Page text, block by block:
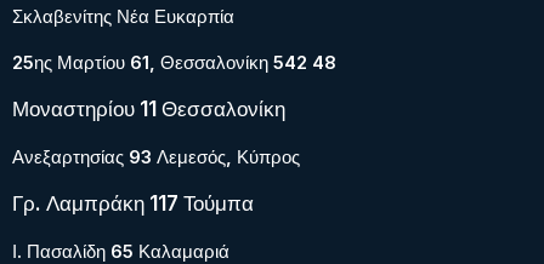
Σκλαβενίτης Νέα Ευκαρπία
25ης Μαρτίου 61, Θεσσαλονίκη 542 48
Μοναστηρίου 11 Θεσσαλονίκη
Ανεξαρτησίας 93 Λεμεσός, Κύπρος
Γρ. Λαμπράκη 117 Τούμπα
Ι. Πασαλίδη 65 Καλαμαριά